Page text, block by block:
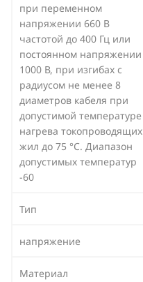
при переменном
напряжении 660 В
частотой до 400 Гц или
постоянном напряжении
1000 В, при изгибах с
радиусом не менее 8
диаметров кабеля при
допустимой температуре
нагрева токопроводящих
жил до 75 °С. Диапазон
допустимых температур
-60
Тип
напряжение
Материал